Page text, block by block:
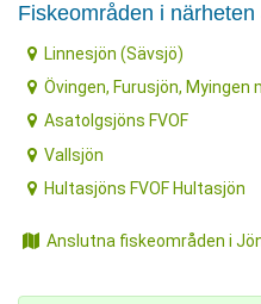
Fiskeområden i
Linnesjön (Sävsjö)
Övingen, Furusjön, Myingen
Asatolgsjöns FVOF
Vallsjön
Hultasjöns FVOF Hultasjön
Anslutna fiskeområden i